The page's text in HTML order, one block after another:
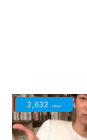
2,632 view